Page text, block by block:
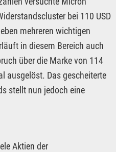
bei 110 USD
mehreren wichtigen
in diesem Bereich auch
über die Marke von 114
ausgelöst. Das gescheiterte
stellt nun jedoch eine
Aktien der